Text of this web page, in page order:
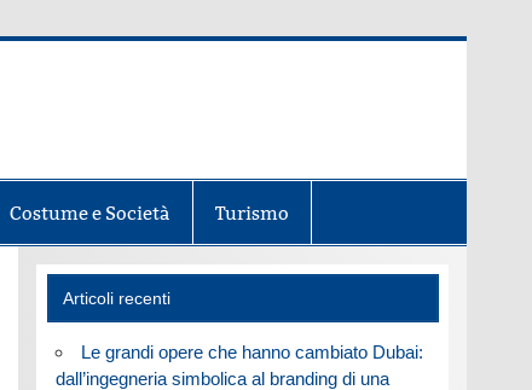
Costume e Società Turismo
Articoli recenti
Le grandi opere che hanno cambiato Dubai:
dall’ingegneria simbolica al branding di una